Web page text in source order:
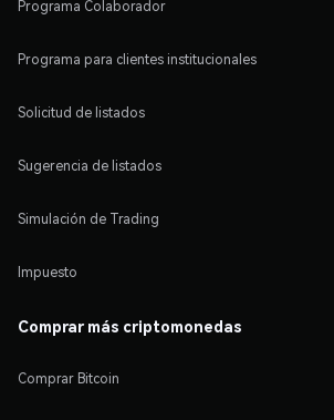
Programa Colaborador
Programa para clientes institucionales
Solicitud de listados
Sugerencia de listados
Simulación de Trading
Impuesto
Comprar más criptomonedas
Comprar Bitcoin